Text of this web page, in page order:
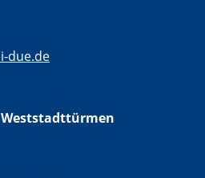
due.de
Weststadttürmen